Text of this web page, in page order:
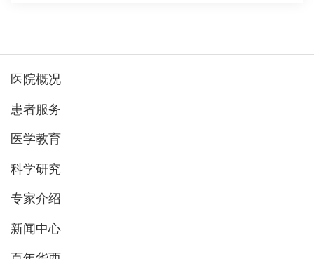
医院概况
患者服务
医学教育
科学研究
专家介绍
新闻中心